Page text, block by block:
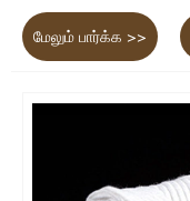
மேலும் பார்க்க >>